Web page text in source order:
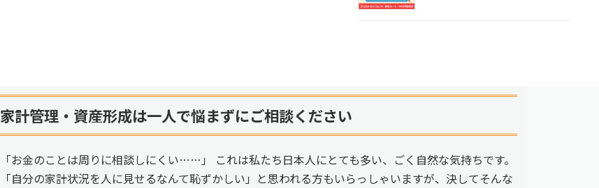
家計管理・資産形成は一人で悩まずにご相談ください
「お金のことは周りに相談しにくい……」 これは私たち日本人にとても多い、ごく自然な気持ちです。
「自分の家計状況を人に見せるなんて恥ずかしい」と思われる方もいらっしゃいますが、決してそんな